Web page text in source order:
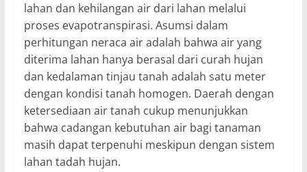
lahan dan kehilangan air dari lahan melalui
proses evapotranspirasi. Asumsi dalam
perhitungan neraca air adalah bahwa air yang
diterima lahan hanya berasal dari curah hujan
dan kedalaman tinjau tanah adalah satu meter
dengan kondisi tanah homogen. Daerah dengan
ketersediaan air tanah cukup menunjukkan
bahwa cadangan kebutuhan air bagi tanaman
masih dapat terpenuhi meskipun dengan sistem
lahan tadah hujan.